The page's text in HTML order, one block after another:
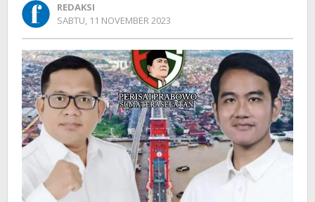
Sudah
Siap
Untuk
Jadi
Pemimpin
REDAKSI
SABTU, 11 NOVEMBER 2023